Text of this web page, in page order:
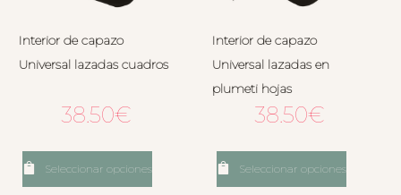
Interior de capazo
Universal lazadas cuadros
38.50€
Seleccionar opciones
Interior de capazo
Universal lazadas en
plumeti hojas
38.50€
Seleccionar opciones